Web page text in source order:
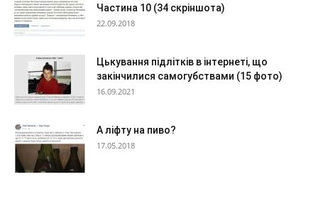
Частина 10 (34 скріншота)
22.09.2018
Цькування підлітків в інтернеті, що
закінчилися самогубствами (15 фото)
16.09.2021
А ліфту на пиво?
17.05.2018